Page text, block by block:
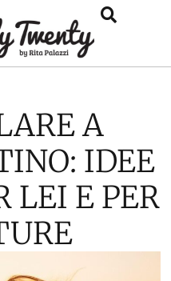
A
IDEE
LEI E PER